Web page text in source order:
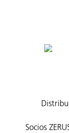
Socios